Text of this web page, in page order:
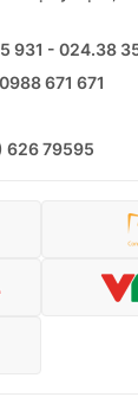
931 - 024.38
0988 671 671
626 79595